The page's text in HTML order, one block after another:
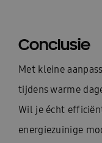
Conclusie
Met kleine
tijdens warme
Wil je écht
energiezuinige